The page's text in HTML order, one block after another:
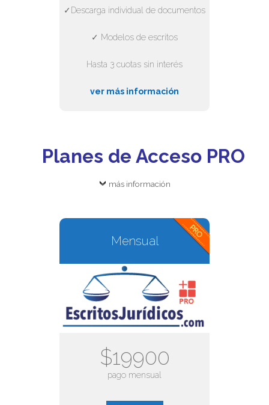
✓Descarga individual de documentos
✓ Modelos de escritos
Hasta 3 cuotas sin interés
ver más información
Planes de Acceso PRO
más información
Mensual
$19900
pago mensual